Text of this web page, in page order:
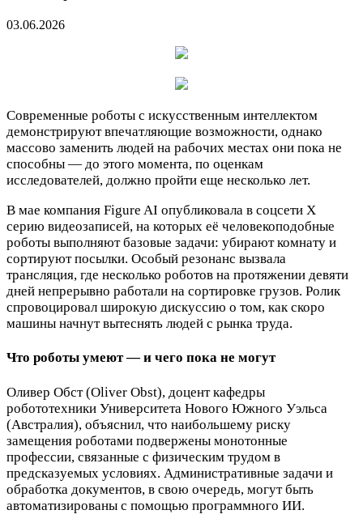
03.06.2026
Современные роботы с искусственным интеллектом
демонстрируют впечатляющие возможности, однако
массово заменить людей на рабочих местах они пока не
способны — до этого момента, по оценкам
исследователей, должно пройти еще несколько лет.
В мае компания Figure AI опубликовала в соцсети X
серию видеозаписей, на которых её человекоподобные
роботы выполняют базовые задачи: убирают комнату и
сортируют посылки. Особый резонанс вызвала
трансляция, где несколько роботов на протяжении девяти
дней непрерывно работали на сортировке грузов. Ролик
спровоцировал широкую дискуссию о том, как скоро
машины начнут вытеснять людей с рынка труда.
Что роботы умеют — и чего пока не могут
Оливер Обст (Oliver Obst), доцент кафедры
робототехники Университета Нового Южного Уэльса
(Австралия), объяснил, что наибольшему риску
замещения роботами подвержены монотонные
профессии, связанные с физическим трудом в
предсказуемых условиях. Административные задачи и
обработка документов, в свою очередь, могут быть
автоматизированы с помощью программного ИИ.